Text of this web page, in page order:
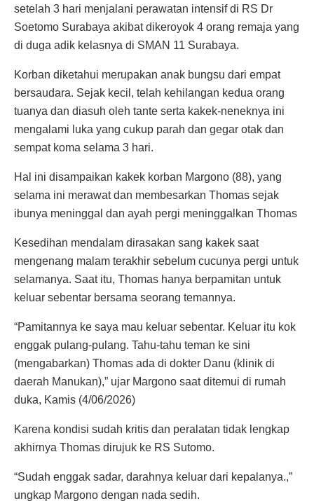
setelah 3 hari menjalani perawatan intensif di RS Dr
Soetomo Surabaya akibat dikeroyok 4 orang remaja yang
di duga adik kelasnya di SMAN 11 Surabaya.
Korban diketahui merupakan anak bungsu dari empat
bersaudara. Sejak kecil, telah kehilangan kedua orang
tuanya dan diasuh oleh tante serta kakek-neneknya ini
mengalami luka yang cukup parah dan gegar otak dan
sempat koma selama 3 hari.
Hal ini disampaikan kakek korban Margono (88), yang
selama ini merawat dan membesarkan Thomas sejak
ibunya meninggal dan ayah pergi meninggalkan Thomas
Kesedihan mendalam dirasakan sang kakek saat
mengenang malam terakhir sebelum cucunya pergi untuk
selamanya. Saat itu, Thomas hanya berpamitan untuk
keluar sebentar bersama seorang temannya.
“Pamitannya ke saya mau keluar sebentar. Keluar itu kok
enggak pulang-pulang. Tahu-tahu teman ke sini
(mengabarkan) Thomas ada di dokter Danu (klinik di
daerah Manukan),” ujar Margono saat ditemui di rumah
duka, Kamis (4/06/2026)
Karena kondisi sudah kritis dan peralatan tidak lengkap
akhirnya Thomas dirujuk ke RS Sutomo.
“Sudah enggak sadar, darahnya keluar dari kepalanya.,”
ungkap Margono dengan nada sedih.